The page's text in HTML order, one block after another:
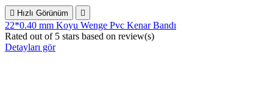
 Hızlı Görünüm 
22*0.40 mm Koyu Wenge Pvc Kenar Bandı
Rated out of 5 stars based on review(s)
Detayları gör